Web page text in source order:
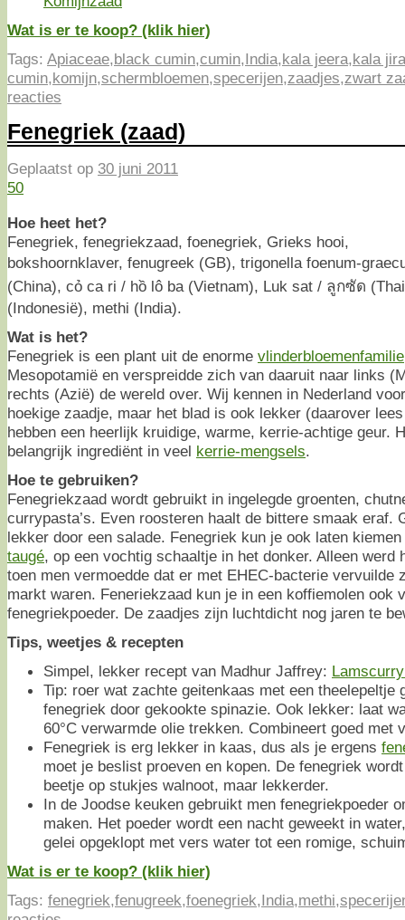
Wat is er te koop? (klik hier)
Tags: Apiaceae,black cumin,cumin,India,kala jeera,kala jira
cumin,komijn,schermbloemen,specerijen,zaadjes,zwart
reacties
Fenegriek (zaad)
Geplaatst op 30 juni 2011
50
Hoe heet het?
Fenegriek, fenegriekzaad, foenegriek, Grieks hooi,
bokshoornklaver, fenugreek (GB), trigonella foenum-
(China), cỏ ca ri / hồ lô ba (Vietnam), Luk sat / ลูกซัด
(Indonesië), methi (India).
Wat is het?
Fenegriek is een plant uit de enorme vlinderbloemenfamilie
Mesopotamië en verspreidde zich van daaruit naar links
rechts (Azië) de wereld over. Wij kennen in Nederland
hoekige zaadje, maar het blad is ook lekker (daarover
hebben een heerlijk kruidige, warme, kerrie-achtige geur.
belangrijk ingrediënt in veel kerrie-mengsels.
Hoe te gebruiken?
Fenegriekzaad wordt gebruikt in ingelegde groenten,
currypasta’s. Even roosteren haalt de bittere smaak eraf.
lekker door een salade. Fenegriek kun je ook laten
taugé, op een vochtig schaaltje in het donker. Alleen werd
toen men vermoedde dat er met EHEC-bacterie vervuilde
markt waren. Feneriekzaad kun je in een koffiemolen ook
fenegriekpoeder. De zaadjes zijn luchtdicht nog jaren te
Tips, weetjes & recepten
Simpel, lekker recept van Madhur Jaffrey:
Tip: roer wat zachte geitenkaas met een theelepeltje
fenegriek door gekookte spinazie. Ook lekker: laat
60°C verwarmde olie trekken. Combineert goed met
Fenegriek is erg lekker in kaas, dus als je ergens
moet je beslist proeven en kopen. De fenegriek
beetje op stukjes walnoot, maar lekkerder.
In de Joodse keuken gebruikt men fenegriekpoeder
maken. Het poeder wordt een nacht geweekt in
gelei opgeklopt met vers water tot een romige,
Wat is er te koop? (klik hier)
Tags: fenegriek,fenugreek,foenegriek,India,methi,